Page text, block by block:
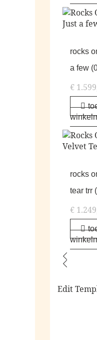
rocks
a few
€
rocks
tear trr
€
Edit